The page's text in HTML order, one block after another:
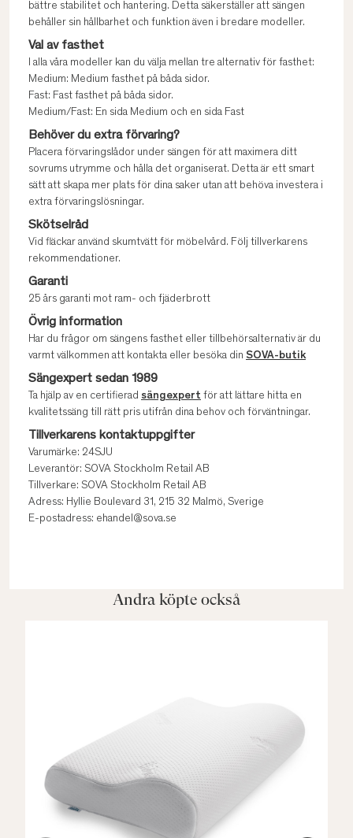
bättre stabilitet och hantering. Detta säkerställer att sängen
behåller sin hållbarhet och funktion även i bredare modeller.
Val av fasthet
I alla våra modeller kan du välja mellan tre alternativ för fasthet:
Medium: Medium fasthet på båda sidor.
Fast: Fast fasthet på båda sidor.
Medium/Fast: En sida Medium och en sida Fast
Behöver du extra förvaring?
Placera förvaringslådor under sängen för att maximera ditt
sovrums utrymme och hålla det organiserat. Detta är ett smart
sätt att skapa mer plats för dina saker utan att behöva investera i
extra förvaringslösningar.
Skötselråd
Vid fläckar använd skumtvätt för möbelvård. Följ tillverkarens
rekommendationer.
Garanti
25 års garanti mot ram- och fjäderbrott
Övrig information
Har du frågor om sängens fasthet eller tillbehörsalternativ är du
varmt välkommen att kontakta eller besöka din SOVA-butik
Sängexpert sedan 1989
Ta hjälp av en certifierad sängexpert för att lättare hitta en
kvalitetssäng till rätt pris utifrån dina behov och förväntningar.
Tillverkarens kontaktuppgifter
Varumärke: 24SJU
Leverantör: SOVA Stockholm Retail AB
Tillverkare: SOVA Stockholm Retail AB
Adress: Hyllie Boulevard 31, 215 32 Malmö, Sverige
E-postadress: ehandel@sova.se
Andra köpte också